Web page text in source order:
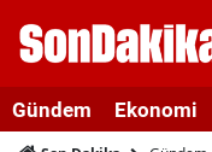
Gündem Ekonomi